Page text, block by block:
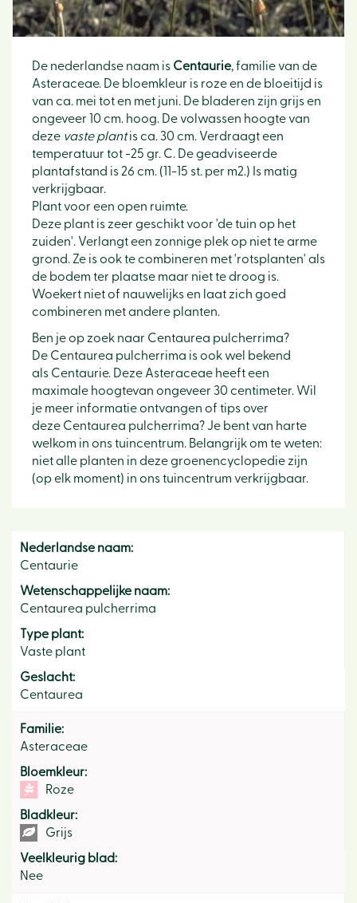
De nederlandse naam is Centaurie, familie van de
Asteraceae. De bloemkleur is roze en de bloeitijd is
van ca. mei tot en met juni. De bladeren zijn grijs en
ongeveer 10 cm. hoog. De volwassen hoogte van
deze vaste plantis ca. 30 cm. Verdraagt een
temperatuur tot -25 gr. C. De geadviseerde
plantafstand is 26 cm. (11-15 st. per m2.) Is matig
verkrijgbaar.
Plant voor een open ruimte.
Deze plant is zeer geschikt voor 'de tuin op het
zuiden'. Verlangt een zonnige plek op niet te arme
grond. Ze is ook te combineren met 'rotsplanten' als
de bodem ter plaatse maar niet te droog is.
Woekert niet of nauwelijks en laat zich goed
combineren met andere planten.
Ben je op zoek naar Centaurea pulcherrima?
De Centaurea pulcherrima is ook wel bekend
als Centaurie. Deze Asteraceae heeft een
maximale hoogtevan ongeveer 30 centimeter. Wil
je meer informatie ontvangen of tips over
deze Centaurea pulcherrima? Je bent van harte
welkom in ons tuincentrum. Belangrijk om te weten:
niet alle planten in deze groenencyclopedie zijn
(op elk moment) in ons tuincentrum verkrijgbaar.
Nederlandse naam:
Centaurie
Wetenschappelijke naam:
Centaurea pulcherrima
Type plant:
Vaste plant
Geslacht:
Centaurea
Familie:
Asteraceae
Bloemkleur:
Roze
Bladkleur:
Grijs
Veelkleurig blad:
Nee